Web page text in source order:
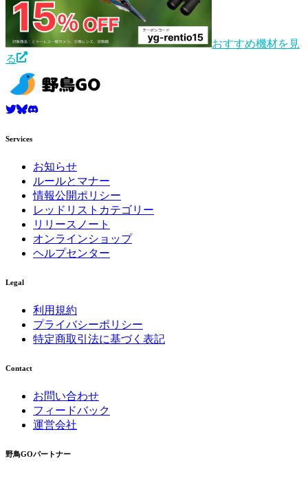
おすすめ機材を見
る
Services
お知らせ
ルールとマナー
情報公開ポリシー
レッドリストカテゴリー
リリースノート
オンラインショップ
ヘルプセンター
Legal
利用規約
プライバシーポリシー
特定商取引法に基づく表記
Contact
お問い合わせ
フィードバック
運営会社
野鳥GOパートナー